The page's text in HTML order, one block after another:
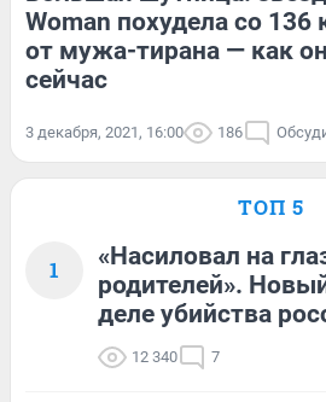
Woman похудела со 136
от мужа-тирана — как
сейчас
3 декабря, 2021, 16:00 186
ТОП 5
1
«Насиловал на
родителей».
деле убийства
12 340 7